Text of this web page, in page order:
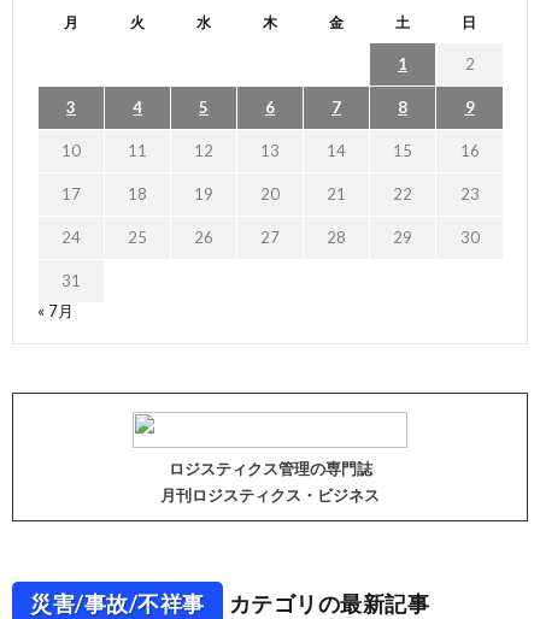
月 火 水 木 金 土 日
1 2
3 4 5 6 7 8 9
10 11 12 13 14 15 16
17 18 19 20 21 22 23
24 25 26 27 28 29 30
31
« 7月
ロジスティクス管理の専門誌
月刊ロジスティクス・ビジネス
災害/事故/不祥事 カテゴリの最新記事